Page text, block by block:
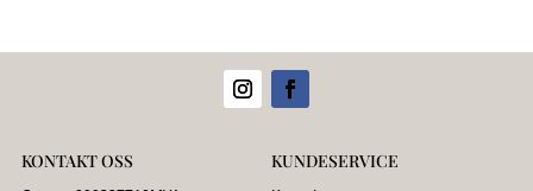
KONTAKT OSS KUNDESERVICE